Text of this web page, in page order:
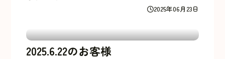
2025年06月23日
2025.6.22のお客様